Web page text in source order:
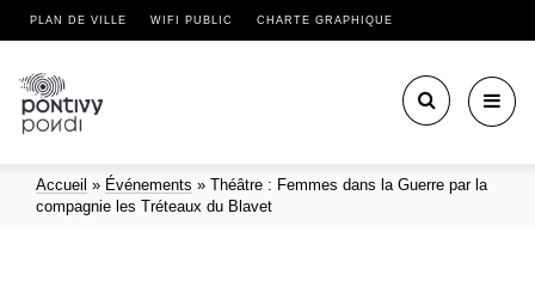
PLAN DE VILLE WIFI PUBLIC CHARTE GRAPHIQUE
Accueil » Événements »
Théâtre : Femmes dans la Guerre par la
compagnie les Tréteaux du Blavet